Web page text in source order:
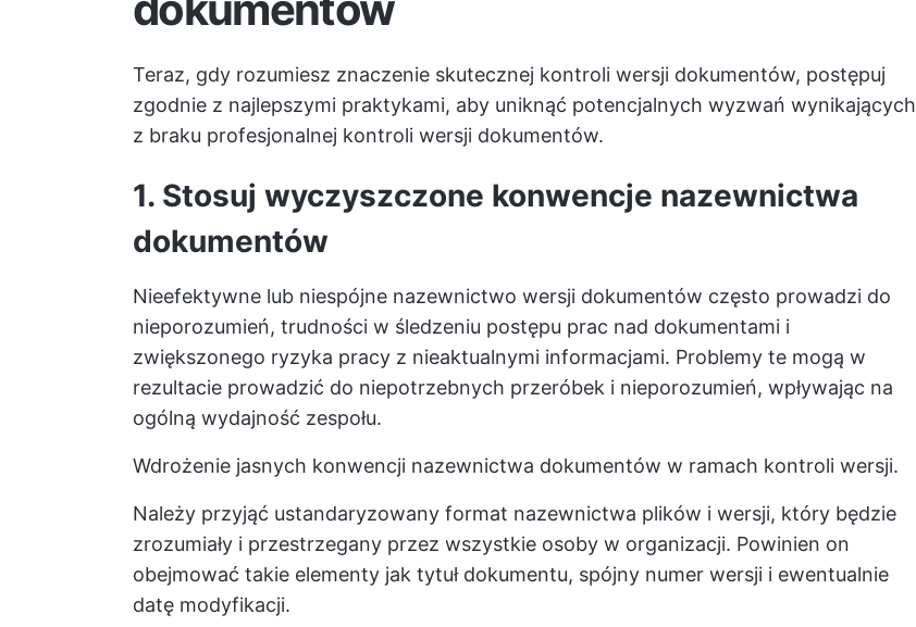
Teraz, gdy rozumiesz znaczenie skutecznej kontroli wersji dokumentów, postępuj
zgodnie z najlepszymi praktykami, aby uniknąć potencjalnych wyzwań wynikających
z braku profesjonalnej kontroli wersji dokumentów.
1. Stosuj wyczyszczone konwencje nazewnictwa
dokumentów
Nieefektywne lub niespójne nazewnictwo wersji dokumentów często prowadzi do
nieporozumień, trudności w śledzeniu postępu prac nad dokumentami i
zwiększonego ryzyka pracy z nieaktualnymi informacjami. Problemy te mogą w
rezultacie prowadzić do niepotrzebnych przeróbek i nieporozumień, wpływając na
ogólną wydajność zespołu.
Wdrożenie jasnych konwencji nazewnictwa dokumentów w ramach kontroli wersji.
Należy przyjąć ustandaryzowany format nazewnictwa plików i wersji, który będzie
zrozumiały i przestrzegany przez wszystkie osoby w organizacji. Powinien on
obejmować takie elementy jak tytuł dokumentu, spójny numer wersji i ewentualnie
datę modyfikacji.